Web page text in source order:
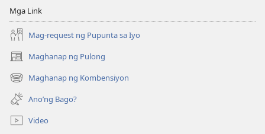
Mga Link
Mag-request ng Pupunta sa Iyo
Maghanap ng Pulong
(may
bubukas
na
bagong
window)
Maghanap ng Kombensiyon
(may
bubukas
na
bagong
window)
Ano’ng Bago?
Video